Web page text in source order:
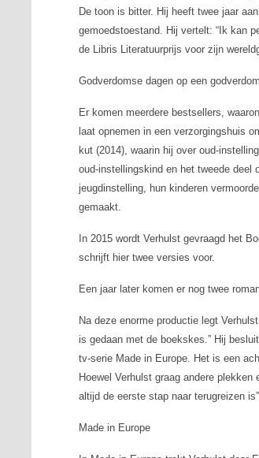
De toon is bitter. Hij heeft twee jaar
gemoedstoestand. Hij vertelt: “Ik kan
de Libris Literatuurprijs voor zijn
Godverdomse dagen op een
Er komen meerdere bestsellers,
laat opnemen in een verzorgingshuis
kut (2014), waarin hij over oud-
oud-instellingskind en het tweede deel
jeugdinstelling, hun kinderen
gemaakt.
In 2015 wordt Verhulst gevraagd het
schrijft hier twee versies voor.
Een jaar later komen er nog twee
Na deze enorme productie legt
is gedaan met de boekskes.” Hij
tv-serie Made in Europe. Het is een
Hoewel Verhulst graag andere
altijd de eerste stap naar terugreizen
Made in Europe